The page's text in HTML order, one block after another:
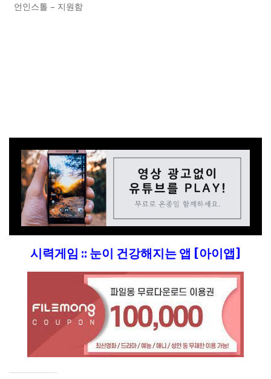
언인스톨 – 지원함
시력게임 :: 눈이 건강해지는 앱 [아이앱]